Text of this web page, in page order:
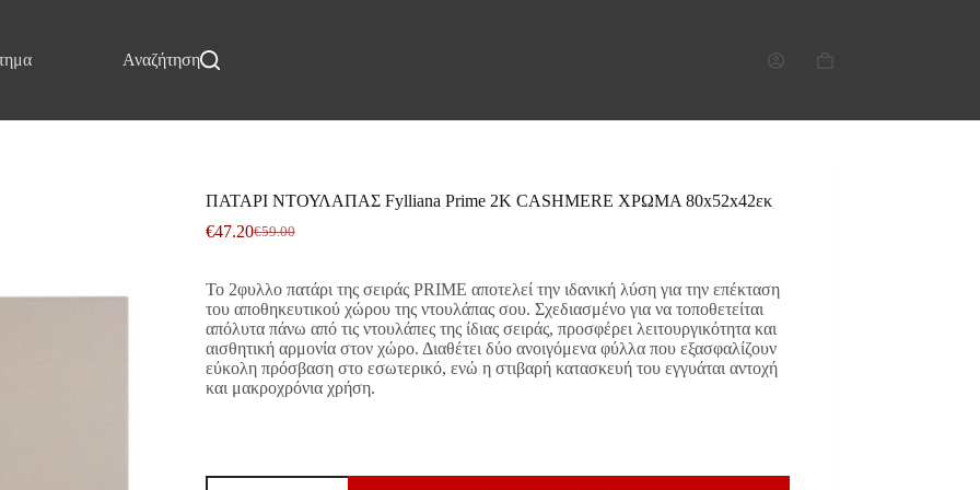
Επικοινωνία
Αναζήτηση
Καλάθι
ΠΑΤΑΡΙ ΝΤΟΥΛΑΠΑΣ Fylliana Prime 2K CASHMERE ΧΡΩΜΑ 80x52x42εκ
€59.00
Original
was:
€59.00.
€47.20Η
τιμή
είναι:
€47.20.
Το 2φυλλο πατάρι της σειράς PRIME αποτελεί την ιδανική λύση για την επέκταση
του αποθηκευτικού χώρου της ντουλάπας σου. Σχεδιασμένο για να τοποθετείται
απόλυτα πάνω από τις ντουλάπες της ίδιας σειράς, προσφέρει λειτουργικότητα και
αισθητική αρμονία στον χώρο. Διαθέτει δύο ανοιγόμενα φύλλα που εξασφαλίζουν
εύκολη πρόσβαση στο εσωτερικό, ενώ η στιβαρή κατασκευή του εγγυάται αντοχή
και μακροχρόνια χρήση.
ΠΑΤΑΡΙ